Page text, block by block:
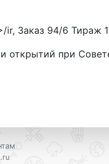
ir, Заказ 94/6 Тираж
открытий при